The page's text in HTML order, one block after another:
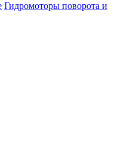
Гидромоторы поворота и